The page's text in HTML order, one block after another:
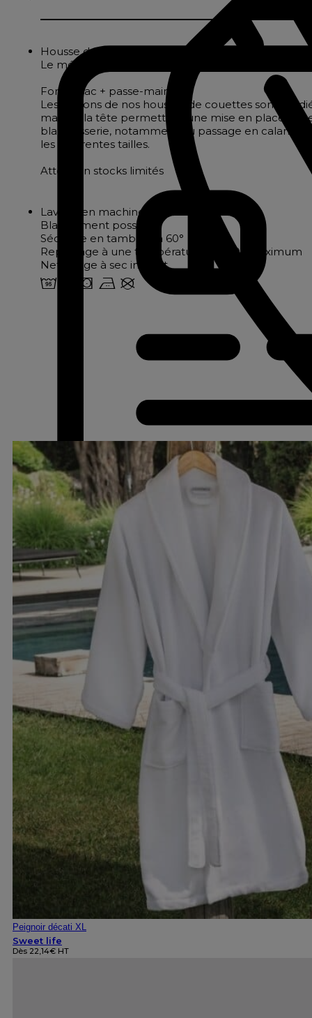
Housse de couette en percale polycoton 180 fils/
Le mélange de coton et de polyester rend
Forme sac + passe-mains
Les finitions de nos housses de couettes sont
mains à la tête permettent une mise en place
blanchisserie, notamment au passage en
les différentes tailles.
Attention stocks limités
Lavage en machine à 95°
Blanchiment possible
Séchage en tambour à 60°
Repassage à une température de 150° maximum
Nettoyage à sec interdit
2 u s b U
Peignoir décati XL
Sweet life
Dès 22,14€ HT